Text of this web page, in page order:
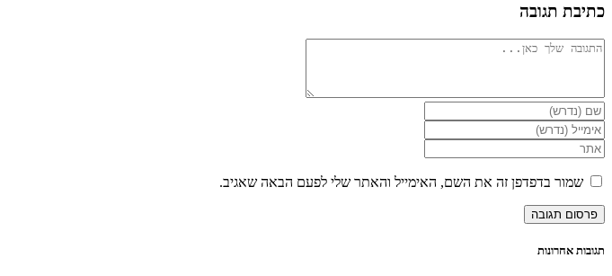
כתיבת תגובה
להגיב
הזן
את
השם
שלך
או
שם
משתמש
כדי
הזן
את
כתובת
דואר
האלקטרוני
שלך
כדי
הזן
את
כתובת
האינטרנט
שלך
שמור בדפדפן זה את השם, האימייל והאתר שלי לפעם הבאה שאגיב.
תגובות אחרונות